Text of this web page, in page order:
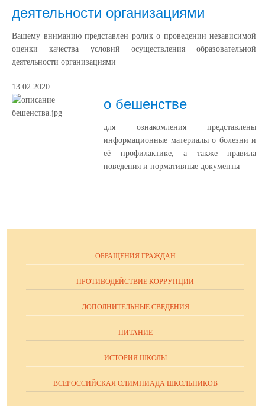
деятельности организациями
Вашему вниманию представлен ролик о проведении независимой
оценки качества условий осуществления образовательной
деятельности организациями
13.02.2020
о бешенстве
для ознакомления представлены
информационные материалы о болезни и
её профилактике, а также правила
поведения и нормативные документы
ОБРАЩЕНИЯ ГРАЖДАН
ПРОТИВОДЕЙСТВИЕ КОРРУПЦИИ
ДОПОЛНИТЕЛЬНЫЕ СВЕДЕНИЯ
ПИТАНИЕ
ИСТОРИЯ ШКОЛЫ
ВСЕРОССИЙСКАЯ ОЛИМПИАДА ШКОЛЬНИКОВ